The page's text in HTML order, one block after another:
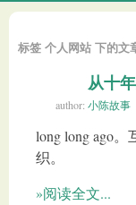
标签 个人网站 下的文
从十
author: 小陈故事
long long ago
织。
»阅读全文...